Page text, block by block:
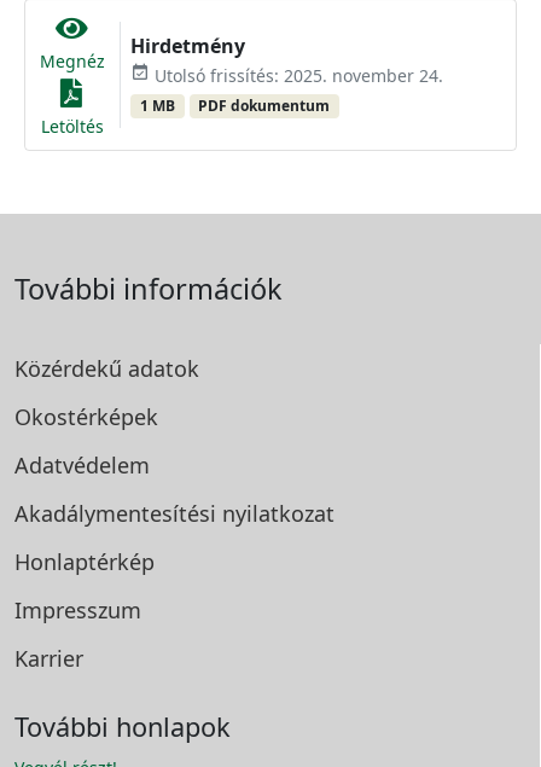
Megnéz
Letöltés
Hirdetmény
event_available Utolsó frissítés: 2025. november 24.
1 MB PDF dokumentum
További információk
Közérdekű adatok
Okostérképek
Adatvédelem
Akadálymentesítési nyilatkozat
Honlaptérkép
Impresszum
Karrier
További honlapok